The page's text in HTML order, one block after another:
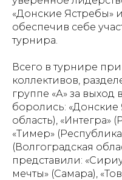
«Донские Ястребы»
обеспечив себе
турнира.
Всего в турнире
коллективов,
группе «А» за
боролись: «Донские
область), «Интегра»
«Тимер» (Республика
(Волгоградская
представили:
мечты» (Самара),